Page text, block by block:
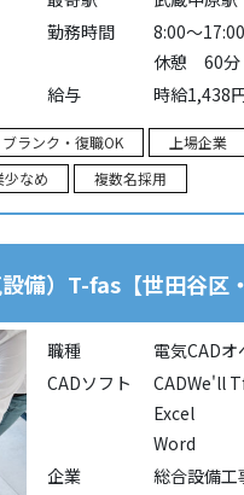
勤務時間
8:00～17:00
休憩 60分
給与
時給1,438
ブランク・復職OK 上場企業
少なめ 複数名採用
備）T-fas【世田谷区
職種
電気CAD
CADソフト
CADWe'll
Excel
Word
企業
総合設備工